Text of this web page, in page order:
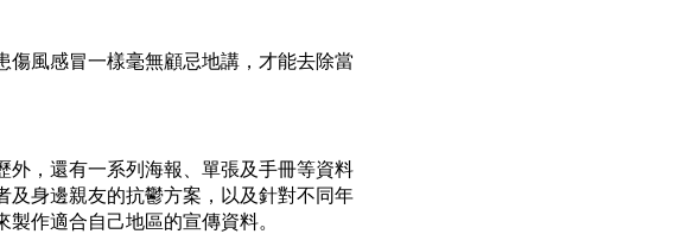
風感冒一樣毫無顧忌地講，才能去除當
，還有一系列海報、單張及手冊等資料
身邊親友的抗鬱方案，以及針對不同年
作適合自己地區的宣傳資料。